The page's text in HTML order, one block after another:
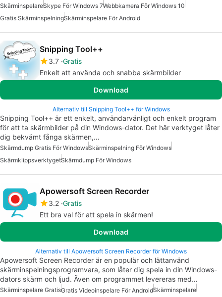
SkärminspelareSkype För Windows 7Webbkamera För Windows 10
Gratis SkärminspelningSkärminspelare För Android
Snipping Tool++
3.7 Gratis
Enkelt att använda och snabba skärmbilder
Download
Alternativ till Snipping Tool++ för Windows
Snipping Tool++ är ett enkelt, användarvänligt och enkelt program
för att ta skärmbilder på din Windows-dator. Det här verktyget låter
dig bekvämt fånga skärmen,…
Skärmdump Gratis För WindowsSkärminspelning För Windows
SkärmklippsverktygetSkärmdump För Windows
Apowersoft Screen Recorder
3.2 Gratis
Ett bra val för att spela in skärmen!
Download
Alternativ till Apowersoft Screen Recorder för Windows
Apowersoft Screen Recorder är en populär och lättanvänd
skärminspelningsprogramvara, som låter dig spela in din Windows-
dators skärm och ljud. Även om programmet levereras med…
Skärminspelare GratisGratis Videoinspelare För AndroidSkärminspelare